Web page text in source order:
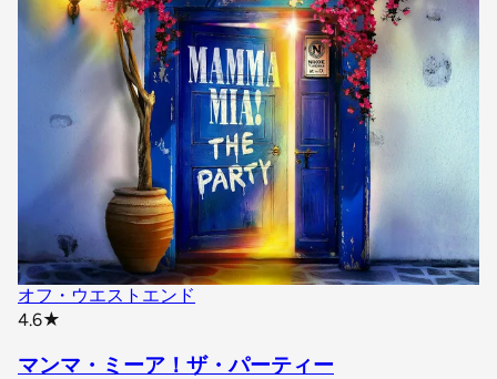
オフ・ウエストエンド
4.6★
マンマ・ミーア！ザ・パーティー